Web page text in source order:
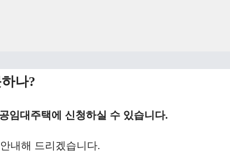
나?
임대주택에 신청하실 수 있습니다.
내해 드리겠습니다.